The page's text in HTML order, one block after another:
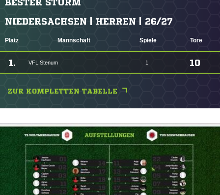
BESTER STURM
NIEDERSACHSEN | HERREN | 26/27
Platz Mannschaft Spiele Tore
1. VFL Stenum 1 10
ZUR KOMPLETTEN TABELLE